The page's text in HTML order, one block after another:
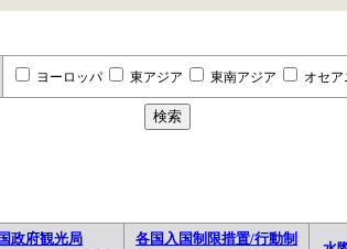
ヨーロッパ 東アジア 東南アジア オセア
政府観光局
各国入国制限措置/行動制